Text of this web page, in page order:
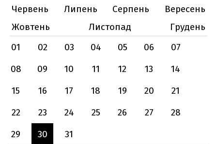
Червень
Липень Серпень
Вересень
Жовтень
Листопад
Грудень
01
02 03 04 05 06
07
08
09 10 11 12 13
14
15
16 17 18 19 20
21
22
23 24 25 26 27
28
29
30 31